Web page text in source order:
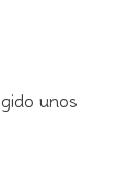
unos